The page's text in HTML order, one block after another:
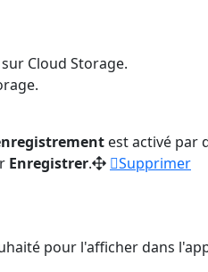
Cloud Storage.
est activé par
Enregistrer. Supprimer
pour l'afficher dans